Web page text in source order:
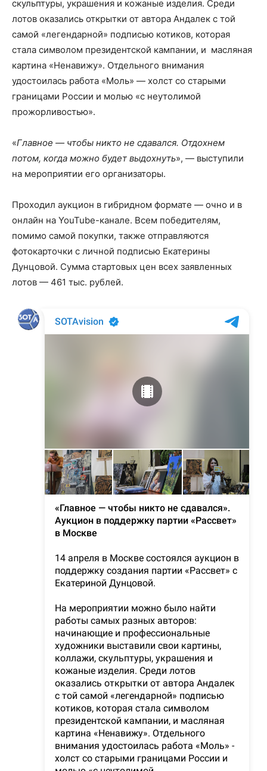
скульптуры, украшения и кожаные изделия. Среди
лотов оказались открытки от автора Андалек с той
самой «легендарной» подписью котиков, которая
стала символом президентской кампании, и масляная
картина «Ненавижу». Отдельного внимания
удостоилась работа «Моль» — холст со старыми
границами России и молью «с неутолимой
прожорливостью».
«Главное — чтобы никто не сдавался. Отдохнем
потом, когда можно будет выдохнуть», — выступили
на мероприятии его организаторы.
Проходил аукцион в гибридном формате — очно и в
онлайн на YouTube-канале. Всем победителям,
помимо самой покупки, также отправляются
фотокарточки с личной подписью Екатерины
Дунцовой. Сумма стартовых цен всех заявленных
лотов — 461 тыс. рублей.